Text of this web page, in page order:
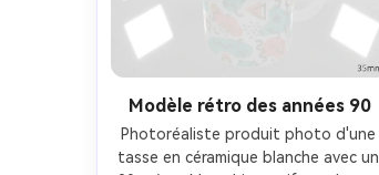
Modèle rétro des années 90
Photoréaliste produit photo d'une
tasse en céramique blanche avec un